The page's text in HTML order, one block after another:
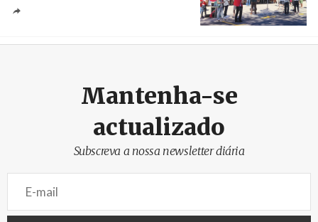
Mantenha-se
actualizado
Subscreva a nossa newsletter diária